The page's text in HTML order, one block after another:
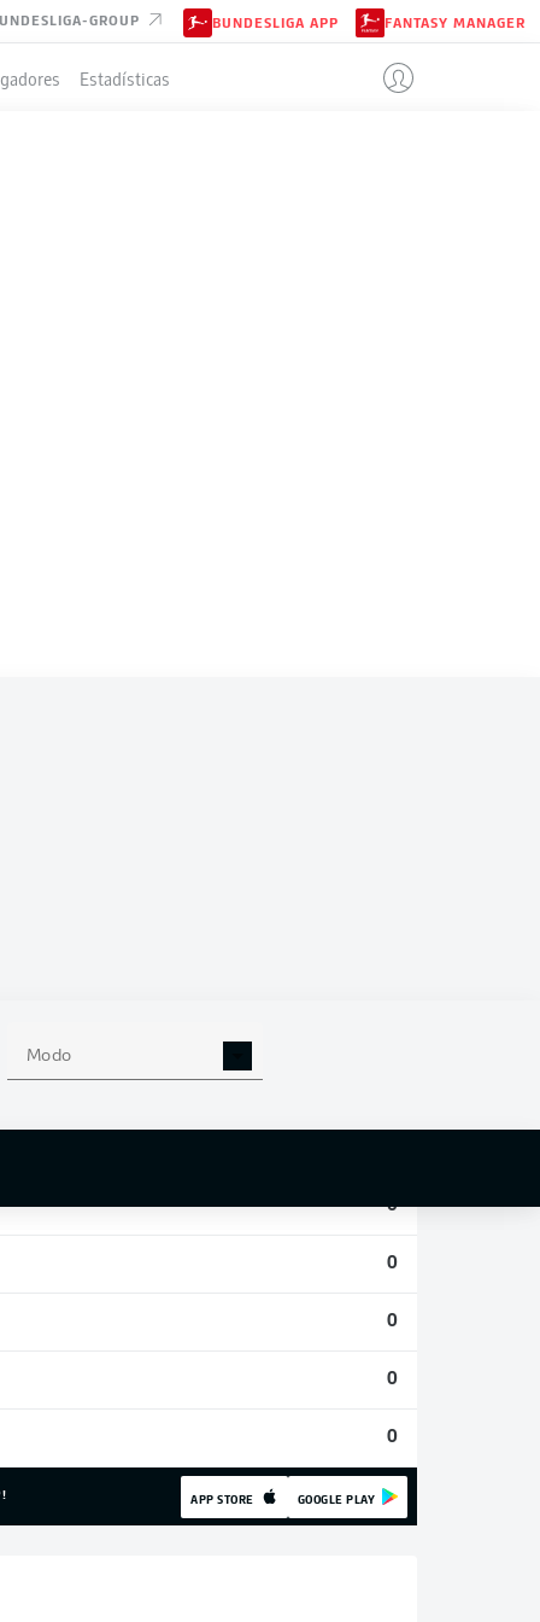
GROUP BUNDESLIGA APP FANTASY MANAGER
Estadísticas
Modo
0
0
0
0
0
APP STORE GOOGLE PLAY